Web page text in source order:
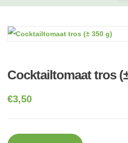
Cocktailtomaat tros
€3,50